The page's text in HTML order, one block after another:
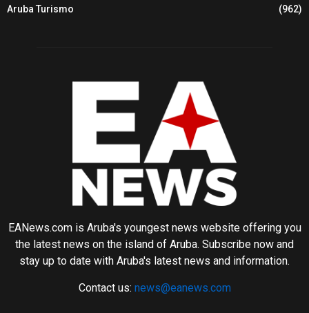
Aruba Turismo
(962)
EANews.com is Aruba's youngest news website offering you
the latest news on the island of Aruba. Subscribe now and
stay up to date with Aruba's latest news and information.
Contact us: news@eanews.com